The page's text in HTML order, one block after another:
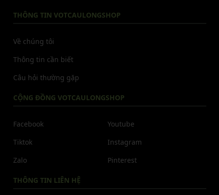
THÔNG TIN VOTCAULONGSHOP
Về chúng tôi
Thông tin cần biết
Câu hỏi thường gặp
CỘNG ĐỒNG VOTCAULONGSHOP
Facebook
Tiktok
Zalo
Youtube
Instagram
Pinterest
THÔNG TIN LIÊN HỆ